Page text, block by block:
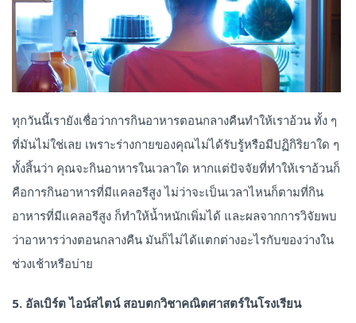
ทุกวันนี้เรายังเชื่อว่าการกินอาหารตอนกลางคืนทำให้เราอ้วน ทั้ง ๆ
ที่มันไม่ใช่เลย เพราะร่างกายของคุณไม่ได้รับรู้หรือมีปฏิกิริยาใด ๆ
ทั้งสิ้นว่า คุณจะกินอาหารในเวลาใด หากแต่ปัจจัยที่ทำให้เราอ้วนก็
คือการกินอาหารที่มีแคลอรีสูง ไม่ว่าจะเป็นเวลาไหนก็ตามที่กิน
อาหารที่มีแคลอรีสูง ก็ทำให้น้ำหนักเพิ่มได้ และผลจากการวิจัยพบ
ว่าอาหารว่างตอนกลางคืน มันก็ไม่ได้แตกต่างอะไรกับของว่างใน
ช่วงเช้าหรือบ่าย
5. อัลเบิร์ต ไอน์สไตน์ สอบตกวิชาคณิตศาสตร์ในโรงเรียน